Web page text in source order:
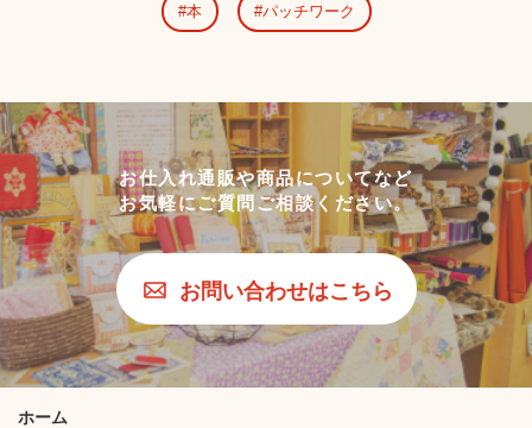
本 パッチワーク
お仕入れ通販や商品についてなど
お気軽にご質問ご相談ください。
お問い合わせはこちら
ホーム